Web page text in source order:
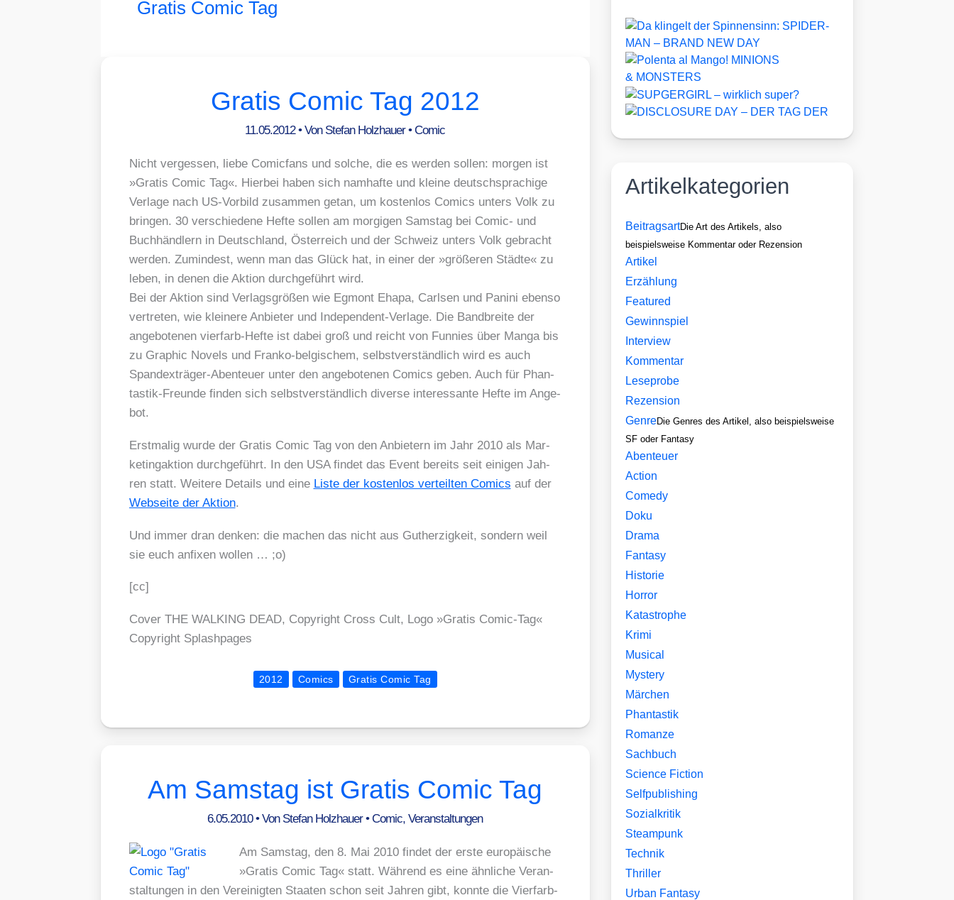
Gratis Comic Tag
Gratis Comic Tag 2012
11.05.2012• Von Stefan Holzhauer•Comic
Nicht ver­ges­sen, lie­be Comic­fans und sol­che, die es wer­den sol­len: mor­gen ist
»Gra­tis Comic Tag«. Hier­bei haben sich nam­haf­te und klei­ne deutsch­spra­chi­ge
Ver­la­ge nach US-Vor­bild zusam­men getan, um kos­ten­los Comics unters Volk zu
brin­gen. 30 ver­schie­de­ne Hef­te sol­len am mor­gi­gen Sams­tag bei Comic- und
Buch­händ­lern in Deutsch­land, Öster­reich und der Schweiz unters Volk gebracht
wer­den. Zumin­dest, wenn man das Glück hat, in einer der »grö­ße­ren Städ­te« zu
leben, in denen die Akti­on durch­ge­führt wird.
Bei der Akti­on sind Ver­lags­grö­ßen wie Egmont Eha­pa, Carlsen und Pani­ni eben­so
ver­tre­ten, wie klei­ne­re Anbie­ter und Inde­pen­dent-Ver­la­ge. Die Band­brei­te der
ange­bo­te­nen vier­farb-Hef­te ist dabei groß und reicht von Fun­nies über Man­ga bis
zu Gra­phic Novels und Fran­ko-bel­gi­schem, selbst­ver­ständ­lich wird es auch
Span­d­ex­trä­ger-Aben­teu­er unter den ange­bo­te­nen Comics geben. Auch für Phan­
tas­tik-Freun­de fin­den sich selbst­ver­ständ­lich diver­se inter­es­san­te Hef­te im Ange­
bot.
Erst­ma­lig wur­de der Gra­tis Comic Tag von den Anbie­tern im Jahr 2010 als Mar­
ke­ting­ak­ti­on durch­ge­führt. In den USA fin­det das Event bereits seit eini­gen Jah­
ren statt. Wei­te­re Details und eine Lis­te der kos­ten­los ver­teil­ten Comics auf der
Web­sei­te der Akti­on.
Und immer dran den­ken: die machen das nicht aus Gut­her­zig­keit, son­dern weil
sie euch anfi­xen wol­len … ;o)
[cc]
Cover THE WALKING DEAD, Copy­right Cross Cult, Logo »Gra­tis Comic-Tag«
Copy­right Splash­pa­ges
2012 Comics Gratis Comic Tag
Am Samstag ist Gratis Comic Tag
6.05.2010• Von Stefan Holzhauer•Comic,Veranstaltungen
Am Sams­tag, den 8. Mai 2010 fin­det der ers­te euro­päi­sche
»Gra­tis Comic Tag« statt. Wäh­rend es eine ähn­li­che Ver­an­
stal­tun­gen in den Ver­ei­nig­ten Staa­ten schon seit Jah­ren gibt, konn­te die Vier­farb-
Artikelkategorien
BeitragsartDie Art des Artikels, also
beispielsweise Kommentar oder Rezension
Artikel
Erzählung
Featured
Gewinnspiel
Interview
Kommentar
Leseprobe
Rezension
GenreDie Genres des Artikel, also beispielsweise
SF oder Fantasy
Abenteuer
Action
Comedy
Doku
Drama
Fantasy
Historie
Horror
Katastrophe
Krimi
Musical
Mystery
Märchen
Phantastik
Romanze
Sachbuch
Science Fiction
Selfpublishing
Sozialkritik
Steampunk
Technik
Thriller
Urban Fantasy